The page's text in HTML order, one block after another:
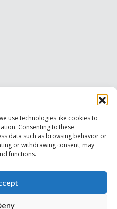
use technologies like cookies to
Consenting to these
data such as browsing behavior or
or withdrawing consent, may
functions.